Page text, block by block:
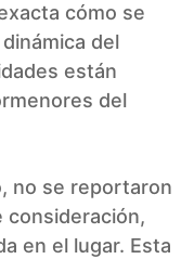
cómo se
del
están
del
no se reportaron
consideración,
en el lugar. Esta